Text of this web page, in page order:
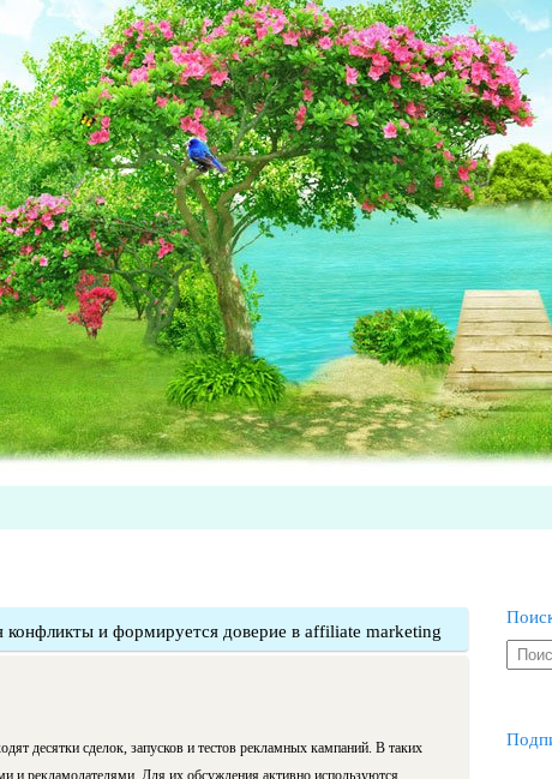
и формируется доверие в affiliate marketing
десятки сделок, запусков и тестов рекламных кампаний. В таких